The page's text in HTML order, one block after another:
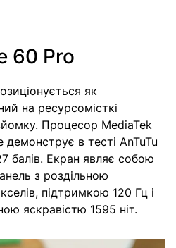
60 Pro
як
на ресурсомісткі
Процесор MediaTek
в тесті AnTuTu
балів. Екран являє собою
з роздільною
підтримкою 120 Гц і
яскравістю 1595 ніт.